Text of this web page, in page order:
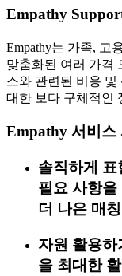
Empathy
Empathy는 가족, 고
맞춤화된 여러 가격
스와 관련된 비용 및
대한 보다 구체적인
Empathy 서비스
솔직하게 표
필요 사항
더 나은 매
자원 활용
을 최대한